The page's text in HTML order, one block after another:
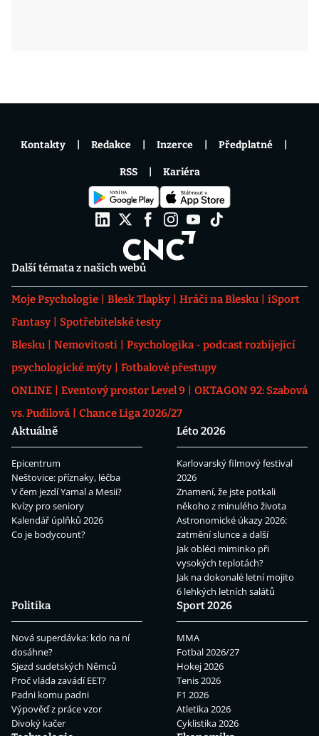
Další témata z našich webů
Moje Psychologie Blesk Tlapky Hráči na Blesku
iSport
Fantasy
Spotřebitelské testy
Blesku
Nemovitosti
Psychologika - podcast rozbíjející
psychologické mýty
Fotbalové přestupy
ONLINE
Eventový prostor Level 9
OKTAGON 92: Szabová
vs. Pudilová
Chance Liga 2026/27
Aktuálně
Epicentrum
Neštovice: příznaky, léčba
V čem jezdí Yamal a Mesii?
Kvízy pro seniory
Kalendář úplňků 2026
Co je bodycount?
Léto 2026
Karlovarský filmový festival
2026
Znamení, že jste potkali
někoho z minulého života
Astronomické úkazy 2026:
zatmění slunce a další
Jak obléci miminko při
vysokých teplotách?
Jak na dokonalé letní mojito
6 lehkých letních salátů
Politika
Nová superdávka: kdo na ní
dosáhne?
Sjezd sudetských Němců
Proč vláda zavádí EET?
Padni komu padni
Výpověď z práce vzor
Divoký kačer
Sport 2026
MMA
Fotbal 2026/27
Hokej 2026
Tenis 2026
F1 2026
Atletika 2026
Cyklistika 2026
Kontakty Redakce Inzerce Předplatné
RSS Kariéra